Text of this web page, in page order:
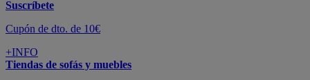
Suscríbete
Cupón de dto. de 10€
+INFO
Tiendas de sofás y muebles